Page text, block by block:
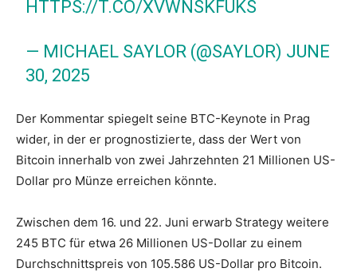
HTTPS://T.CO/XVWNSKFUKS
— MICHAEL SAYLOR (@SAYLOR) JUNE
30, 2025
Der Kommentar spiegelt seine BTC-Keynote in Prag
wider, in der er prognostizierte, dass der Wert von
Bitcoin innerhalb von zwei Jahrzehnten 21 Millionen US-
Dollar pro Münze erreichen könnte.
Zwischen dem 16. und 22. Juni erwarb Strategy weitere
245 BTC für etwa 26 Millionen US-Dollar zu einem
Durchschnittspreis von 105.586 US-Dollar pro Bitcoin.